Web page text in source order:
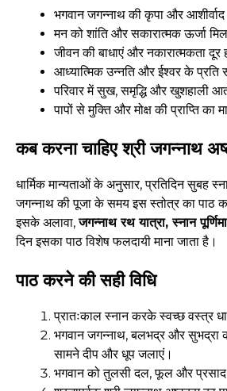
भगवान जगन्नाथ की कृपा और आशीर्वाद
मन को शांति और सकारात्मक ऊर्जा
जीवन की बाधाएं और नकारात्मकता दूर
आध्यात्मिक उन्नति और ईश्वर के प्रति
परिवार में सुख, समृद्धि और खुशहाली
पापों से मुक्ति और मोक्ष की प्राप्ति का
कब करना चाहिए श्री जगन्नाथ
धार्मिक मान्यताओं के अनुसार, प्रतिदिन सुबह
जगन्नाथ की पूजा के समय इस स्तोत्र का पाठ
इसके अलावा,जगन्नाथ रथ यात्रा, स्नान
दिन इसका पाठ विशेष फलदायी माना जाता है।
पाठ करने की सही विधि
प्रातःकाल स्नान करके स्वच्छ वस्त्र
भगवान जगन्नाथ, बलभद्र और सुभद्रा
सामने दीप और धूप जलाएं।
भगवान को तुलसी दल, फूल और प्रसाद